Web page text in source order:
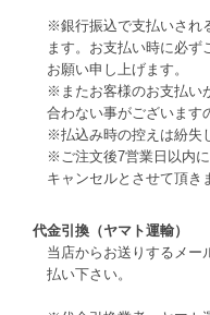
※銀行振込で支払いされ
ます。お支払い時に必ず
お願い申し上げます。
※またお客様のお支払い
合わない事がございます
※払込み時の控えは紛失
※ご注文後7営業日以内
キャンセルとさせて頂き
代金引換（ヤマト運輸）
当店からお送りするメー
払い下さい。